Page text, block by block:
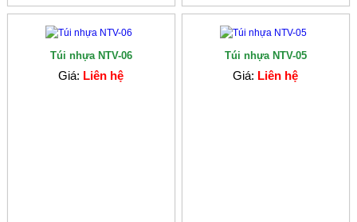
Túi nhựa NTV-06
Giá: Liên hệ
Túi nhựa NTV-05
Giá: Liên hệ